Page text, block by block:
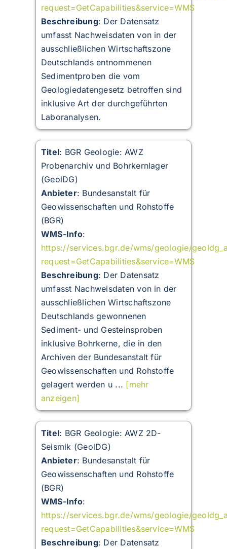
request=GetCapabilities&service=WMS
Beschreibung: Der Datensatz
umfasst Nachweisdaten von in der
ausschließlichen Wirtschaftszone
Deutschlands entnommenen
Sedimentproben die vom
Geologiedatengesetz betroffen sind
inklusive Art der durchgeführten
Laboranalysen.
Titel: BGR Geologie: AWZ
Probenarchiv und Bohrkernlager
(GeolDG)
Anbieter: Bundesanstalt für
Geowissenschaften und Rohstoffe
(BGR)
WMS-Info:
https://services.bgr.de/wms/geologie/
request=GetCapabilities&service=WMS
Beschreibung: Der Datensatz
umfasst Nachweisdaten von in der
ausschließlichen Wirtschaftszone
Deutschlands gewonnenen
Sediment- und Gesteinsproben
inklusive Bohrkerne, die in den
Archiven der Bundesanstalt für
Geowissenschaften und Rohstoffe
gelagert werden u ... [mehr
anzeigen]
Titel: BGR Geologie: AWZ 2D-
Seismik (GeolDG)
Anbieter: Bundesanstalt für
Geowissenschaften und Rohstoffe
(BGR)
WMS-Info:
https://services.bgr.de/wms/geologie/
request=GetCapabilities&service=WMS
Beschreibung: Der Datensatz